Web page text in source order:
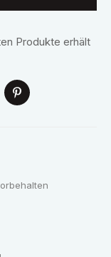
Produkte erhält